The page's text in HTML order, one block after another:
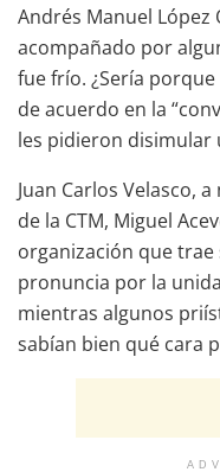
Andrés Manuel
acompañado por
fue frío. ¿Sería
de acuerdo en la
les pidieron disimular
Juan Carlos Velasco,
de la CTM, Miguel
organización que
pronuncia por la
mientras algunos
sabían bien qué cara